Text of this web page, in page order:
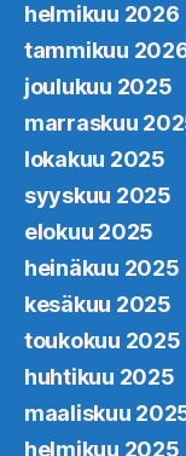
helmikuu 2026
tammikuu
joulukuu 2025
marraskuu
lokakuu 2025
syyskuu 2025
elokuu 2025
heinäkuu 2025
kesäkuu 2025
toukokuu 2025
huhtikuu 2025
maaliskuu
helmikuu 2025